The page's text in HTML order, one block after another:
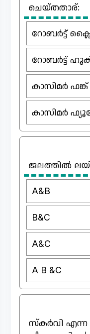
ചെയ്തതാര്:
റോബർട്ട്‌
റോബർട്ട്‌
കാസിമർ ഫങ്ക്
കാസിമർ
ജലത്തിൽ
A&B
B&C
A&C
A B &C
സ്കർവി